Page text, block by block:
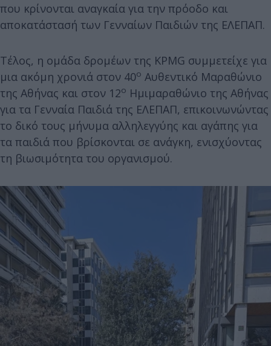
που κρίνονται αναγκαία για την πρόοδο και
αποκατάστασή των Γενναίων Παιδιών της ΕΛΕΠΑΠ.
Τέλος, η ομάδα δρομέων της KPMG συμμετείχε για
μια ακόμη χρονιά στον 40ο Αυθεντικό Μαραθώνιο
της Αθήνας και στον 12ο Ημιμαραθώνιο της Αθήνας
για τα Γενναία Παιδιά της ΕΛΕΠΑΠ, επικοινωνώντας
το δικό τους μήνυμα αλληλεγγύης και αγάπης για
τα παιδιά που βρίσκονται σε ανάγκη, ενισχύοντας
τη βιωσιμότητα του οργανισμού.